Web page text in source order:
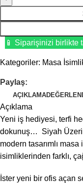
📱 Siparişinizi birlikte
Kategoriler: Masa
Paylaş:
AÇIKLAMA
Açıklama
Yeni iş hediyesi, terfi
dokunuş… Siyah
modern tasarımlı
isimliklerinden farklı,
İster yeni bir ofis açan